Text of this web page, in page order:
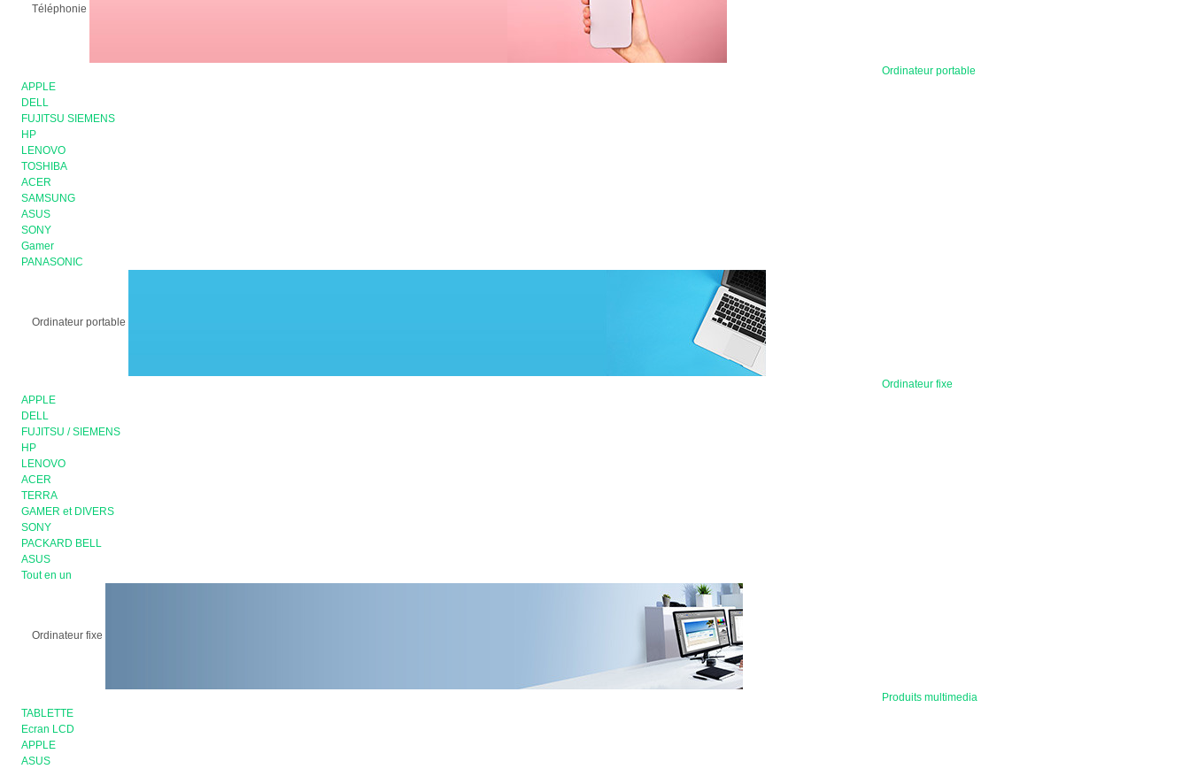
Téléphonie
Ordinateur portable
APPLE
DELL
FUJITSU SIEMENS
HP
LENOVO
TOSHIBA
ACER
SAMSUNG
ASUS
SONY
Gamer
PANASONIC
Ordinateur portable
Ordinateur fixe
APPLE
DELL
FUJITSU / SIEMENS
HP
LENOVO
ACER
TERRA
GAMER et DIVERS
SONY
PACKARD BELL
ASUS
Tout en un
Ordinateur fixe
Produits multimedia
TABLETTE
Ecran LCD
APPLE
ASUS